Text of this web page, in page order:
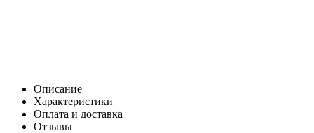
Описание
Характеристики
Оплата и доставка
Отзывы